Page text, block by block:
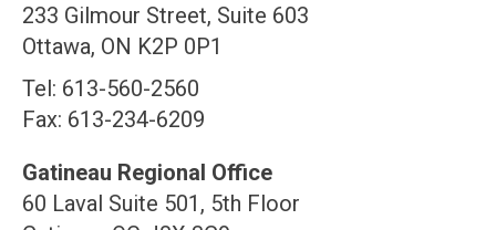
233 Gilmour Street, Suite 603
Ottawa, ON K2P 0P1
Tel: 613-560-2560
Fax: 613-234-6209
Gatineau Regional Office
60 Laval Suite 501, 5th Floor